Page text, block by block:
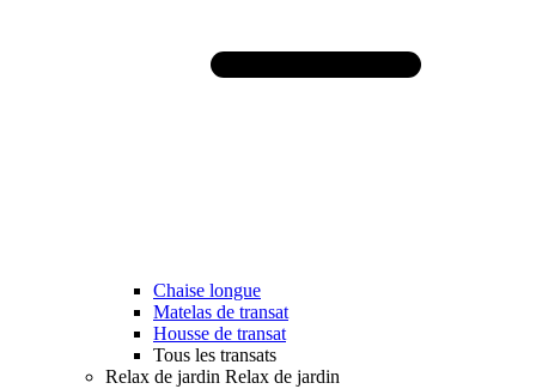
Chaise longue
Matelas de transat
Housse de transat
Tous les transats
Relax de jardin Relax de jardin